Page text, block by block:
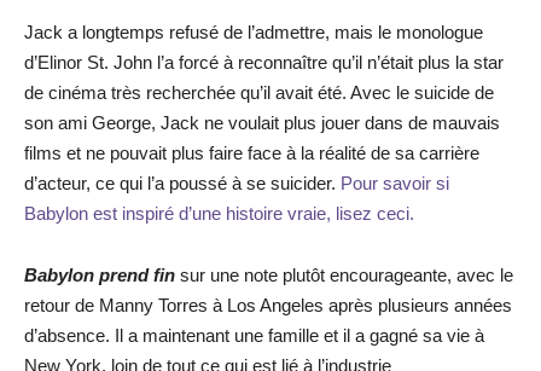
Jack a longtemps refusé de l’admettre, mais le monologue
d’Elinor St. John l’a forcé à reconnaître qu’il n’était plus la star
de cinéma très recherchée qu’il avait été. Avec le suicide de
son ami George, Jack ne voulait plus jouer dans de mauvais
films et ne pouvait plus faire face à la réalité de sa carrière
d’acteur, ce qui l’a poussé à se suicider. Pour savoir si
Babylon est inspiré d’une histoire vraie, lisez ceci.
Babylon prend fin sur une note plutôt encourageante, avec le
retour de Manny Torres à Los Angeles après plusieurs années
d’absence. Il a maintenant une famille et il a gagné sa vie à
New York, loin de tout ce qui est lié à l’industrie